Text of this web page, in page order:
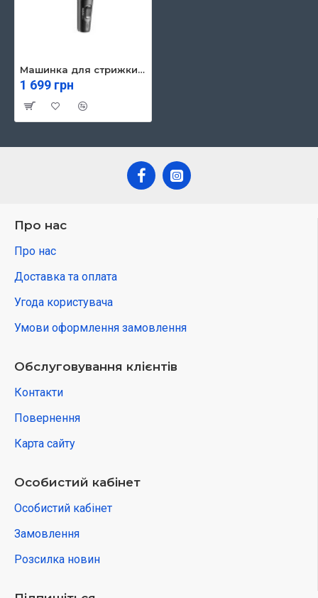
Машинка для стрижки Babyliss E786E
1 699 грн
Про нас
Про нас
Доставка та оплата
Угода користувача
Умови оформлення замовлення
Обслуговування клієнтів
Контакти
Повернення
Карта сайту
Особистий кабінет
Особистий кабінет
Замовлення
Розсилка новин